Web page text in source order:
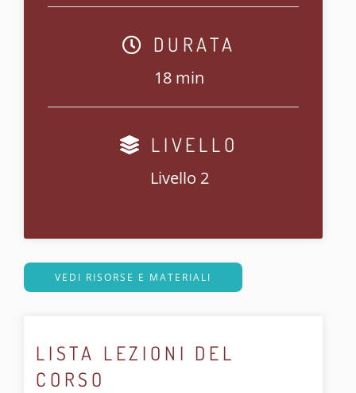
DURATA
18 min
LIVELLO
Livello 2
VEDI RISORSE E MATERIALI
LISTA LEZIONI DEL
CORSO